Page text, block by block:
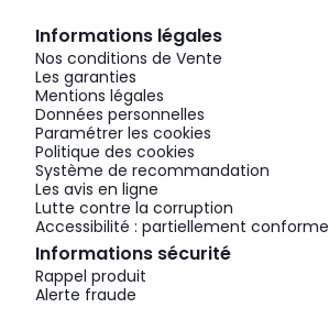
Informations légales
Nos conditions de Vente
Les garanties
Mentions légales
Données personnelles
Paramétrer les cookies
Politique des cookies
Système de recommandation
Les avis en ligne
Lutte contre la corruption
Accessibilité : partiellement conforme
Informations sécurité
Rappel produit
Alerte fraude